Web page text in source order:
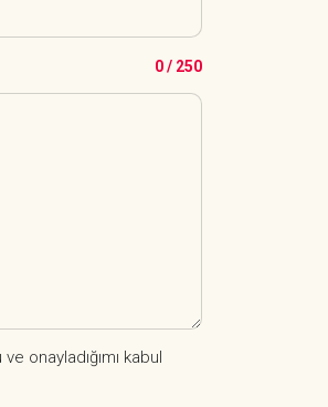
0 / 250
onayladığımı kabul